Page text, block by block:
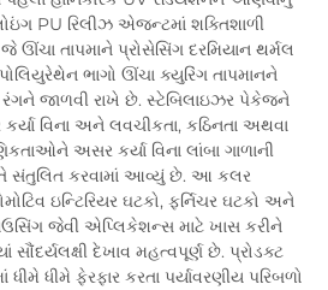
PU રિલીઝ એજન્ટમાં શક્તિશાળી
તાપમાને પ્રોસેસિંગ દરમિયાન થર્મલ
ભાગો ઊંચા ક્યુરિંગ તાપમાનને
જાળવી રાખે છે. સ્ટેબિલાઇઝર પેકેજને
વિના અને લવચીકતા, કઠિનતા અથવા
અસર કર્યા વિના લાંબા ગાળાની
સંતુલિત કરવામાં આવ્યું છે. આ કલર
ઇન્ટિરિયર ઘટકો, ફર્નિચર ઘટકો અને
જેવી એપ્લિકેશન્સ માટે ખાસ કરીને
દેખાવ મહત્વપૂર્ણ છે. પ્રોડક્ટ
ધીમે ફેરફાર કરતા પર્યાવરણીય પરિબળો